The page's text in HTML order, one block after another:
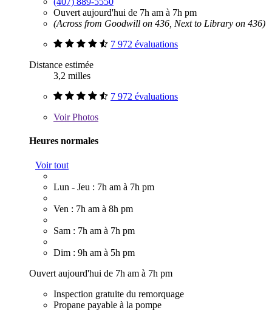
Ouvert aujourd'hui de 7h am à 7h pm
(Across from Goodwill on 436, Next to Library on 436)
7 972 évaluations
Distance estimée
3,2 milles
7 972 évaluations
VoirPhotos
Heures normales
Voir tout
Lun - Jeu : 7h am à 7h pm
Ven : 7h am à 8h pm
Sam : 7h am à 7h pm
Dim : 9h am à 5h pm
Ouvert aujourd'hui de 7h am à 7h pm
Inspection gratuite du remorquage
Propane payable à la pompe